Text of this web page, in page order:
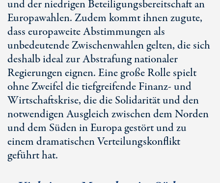
und der niedrigen Beteiligungsbereitschaft an
Europawahlen. Zudem kommt ihnen zugute,
dass europaweite Abstimmungen als
unbedeutende Zwischenwahlen gelten, die sich
deshalb ideal zur Abstrafung nationaler
Regierungen eignen. Eine große Rolle spielt
ohne Zweifel die tiefgreifende Finanz- und
Wirtschaftskrise, die die Solidarität und den
notwendigen Ausgleich zwischen dem Norden
und dem Süden in Europa gestört und zu
einem dramatischen Verteilungskonflikt
geführt hat.